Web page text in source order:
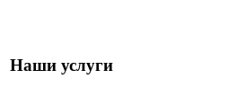
Наши услуги